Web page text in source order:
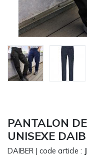
RESPONSABLE
L'ENTREPRISE
SERVICES
FOIRES ET
TECHNIQUES MARQUAGE
BLOG
PANTALON
UNISEXE
DAIBER | code article :